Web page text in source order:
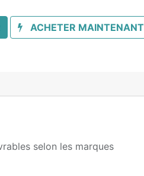
ACHETER MAINTENANT
selon les marques